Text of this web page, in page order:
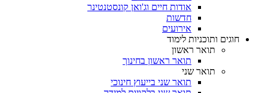
אודות חיים וג'ואן קונסטנטינר
חדשות
אירועים
חוגים ותוכניות לימוד
תואר ראשון
תואר ראשון בחינוך
תואר שני
תואר שני בייעוץ חינוכי